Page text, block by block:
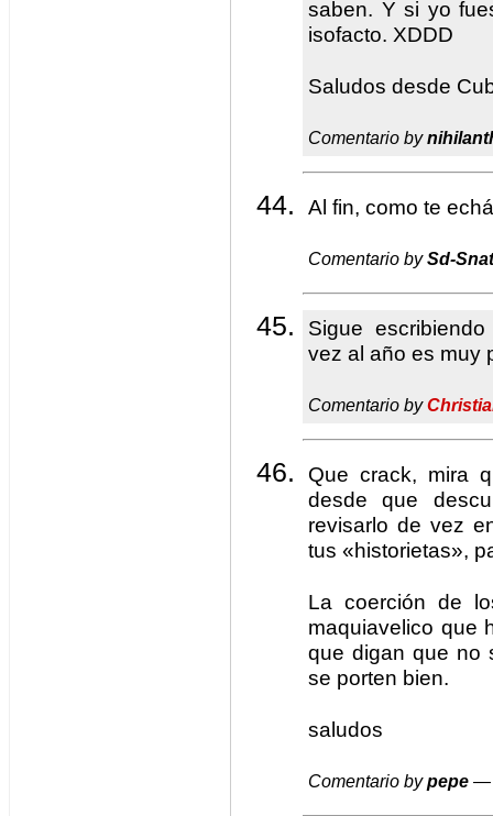
saben. Y si yo
isofacto. XDDD
Saludos desde
Comentario by
Al fin, como te
Comentario bySd-
Sigue
vez al año es muy
Comentario by
Que crack, mira
desde que
revisarlo de vez
tus «historietas»,
La coerción de
maquiavelico que
que digan que no
se porten bien.
saludos
Comentario bypepe —